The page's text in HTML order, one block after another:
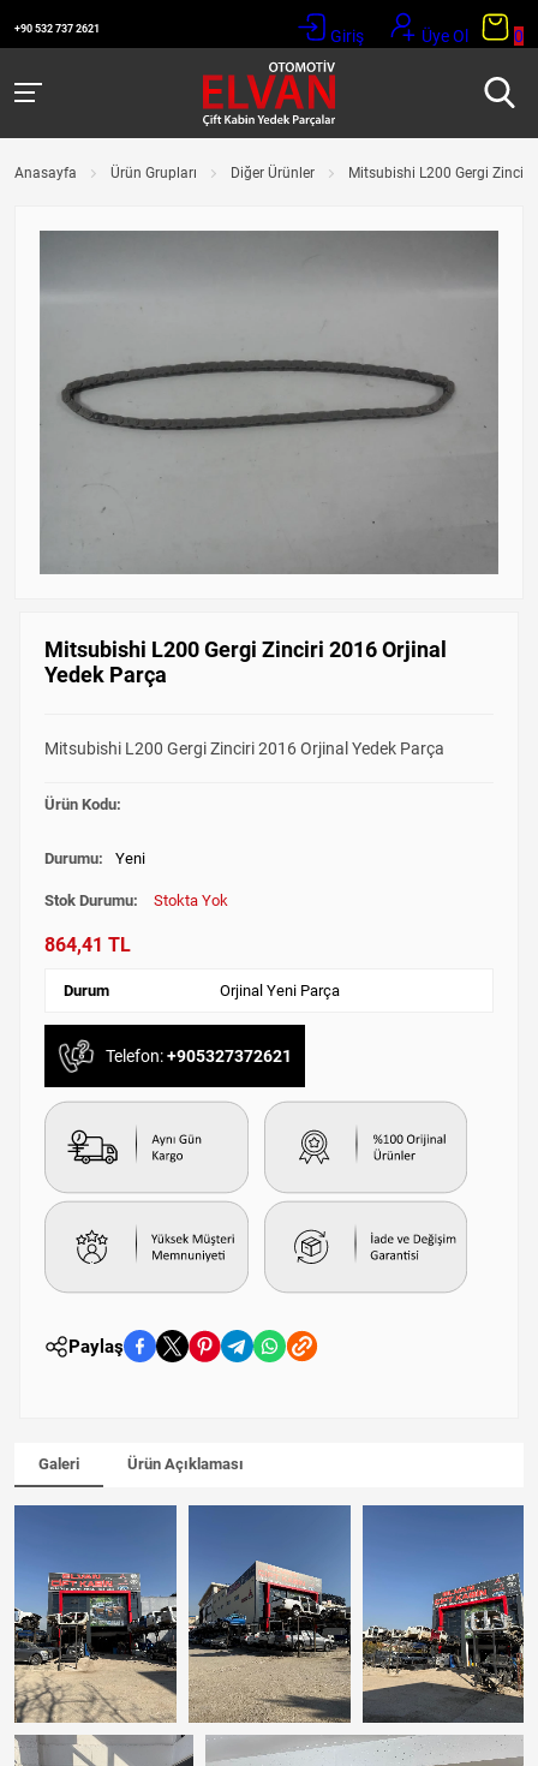
+90 532 737 2621 Giriş Üye Ol 0
Anasayfa Ürün Grupları Diğer Ürünler Mitsubishi L200 Gergi Zinciri
Mitsubishi L200 Gergi Zinciri 2016 Orjinal
Yedek Parça
Mitsubishi L200 Gergi Zinciri 2016 Orjinal Yedek Parça
Ürün Kodu:
Durumu: Yeni
Stok Durumu: Stokta Yok
864,41 TL
Durum Orjinal Yeni Parça
Telefon:+905327372621
Paylaş
Galeri Ürün Açıklaması